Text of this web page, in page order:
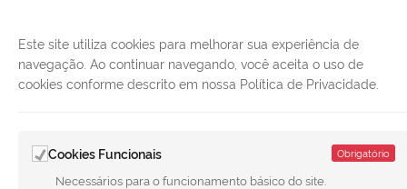
LINKS ÚTEIS
Este site utiliza cookies para melhorar sua experiência de
navegação. Ao continuar navegando, você aceita o uso de
cookies conforme descrito em nossa Política de Privacidade.
Cookies Funcionais Obrigatório
Necessários para o funcionamento básico do site.